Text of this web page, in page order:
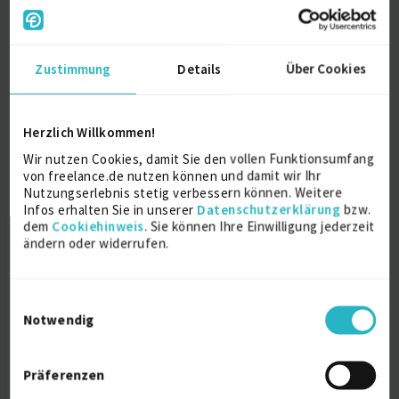
Zustimmung Details Über Cookies
Herzlich Willkommen!
Wir nutzen Cookies, damit Sie den vollen Funktionsumfang
von freelance.de nutzen können und damit wir Ihr
Nutzungserlebnis stetig verbessern können. Weitere
Infos erhalten Sie in unserer Datenschutzerklärung bzw.
dem Cookiehinweis. Sie können Ihre Einwilligung jederzeit
ändern oder widerrufen.
Notwendig
Präferenzen
Informations- und
Kommunikationstechnologie:
Weitere IT-Qualifikationen
Microsoft Excel
Projektstudie
Berater und Spezialisten
Bauwesen und Bergbau:
Ingenieurwesen: